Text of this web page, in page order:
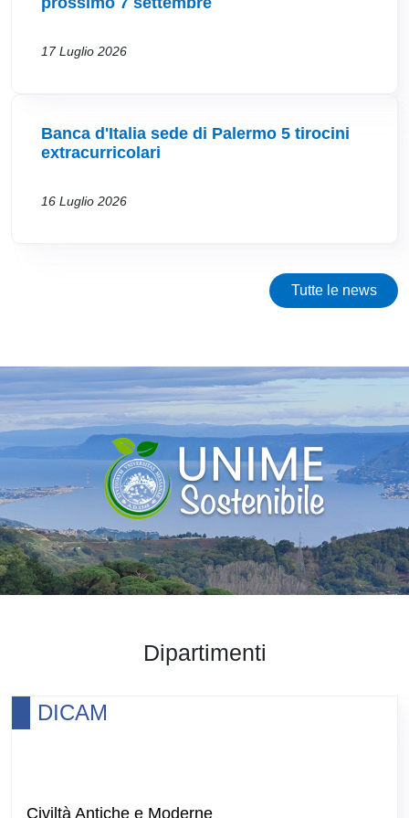
17 Luglio 2026
Banca d'Italia sede di Palermo 5 tirocini
extracurricolari
16 Luglio 2026
Tutte le news
Dipartimenti
DICAM
Civiltà Antiche e Moderne